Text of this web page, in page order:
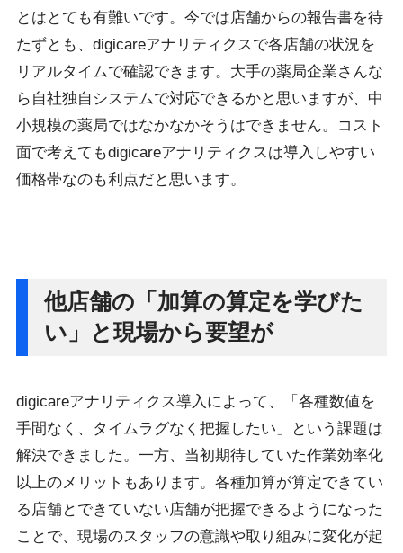
とはとても有難いです。今では店舗からの報告書を待
たずとも、digicareアナリティクスで各店舗の状況を
リアルタイムで確認できます。大手の薬局企業さんな
ら自社独自システムで対応できるかと思いますが、中
小規模の薬局ではなかなかそうはできません。コスト
面で考えてもdigicareアナリティクスは導入しやすい
価格帯なのも利点だと思います。
他店舗の「加算の算定を学びた
い」と現場から要望が
digicareアナリティクス導入によって、「各種数値を
手間なく、タイムラグなく把握したい」という課題は
解決できました。一方、当初期待していた作業効率化
以上のメリットもあります。各種加算が算定できてい
る店舗とできていない店舗が把握できるようになった
ことで、現場のスタッフの意識や取り組みに変化が起